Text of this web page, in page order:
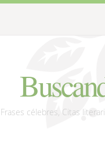
Frases célebres, Citas